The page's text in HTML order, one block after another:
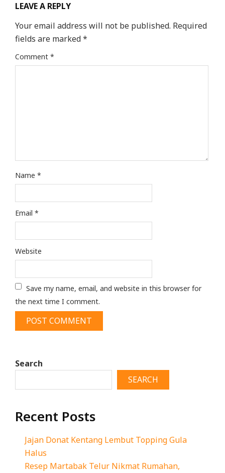
LEAVE A REPLY
Your email address will not be published. Required
fields are marked*
Comment *
Name *
Email *
Website
Save my name, email, and website in this browser for
the next time I comment.
Search
SEARCH
Recent Posts
Jajan Donat Kentang Lembut Topping Gula
Halus
Resep Martabak Telur Nikmat Rumahan,